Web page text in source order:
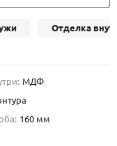
Отделка
МДФ
160 мм